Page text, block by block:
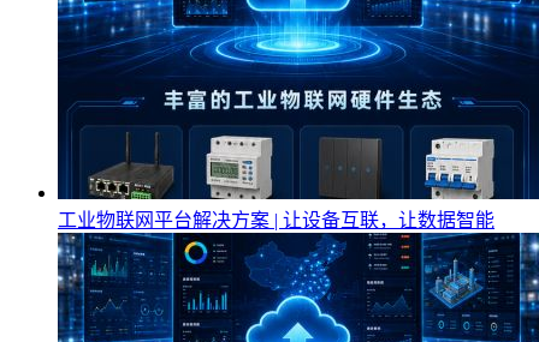
工业物联网平台解决方案 | 让设备互联，让数据智能